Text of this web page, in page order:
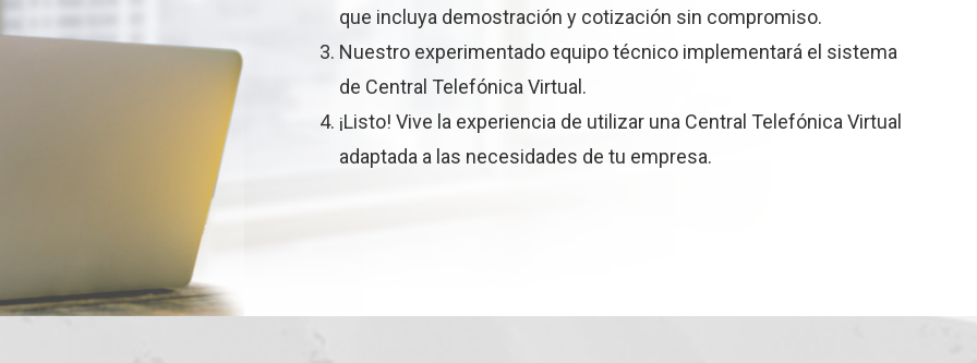
que incluya demostración y cotización sin compromiso.
Nuestro experimentado equipo técnico implementará el sistema
de Central Telefónica Virtual.
¡Listo! Vive la experiencia de utilizar una Central Telefónica Virtual
adaptada a las necesidades de tu empresa.